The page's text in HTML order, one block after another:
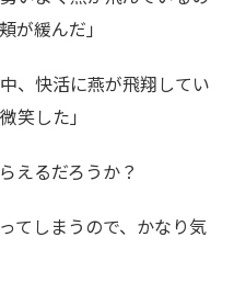
が緩んだ」
、快活に燕が飛翔してい
笑した」
えるだろうか？
てしまうので、かなり気